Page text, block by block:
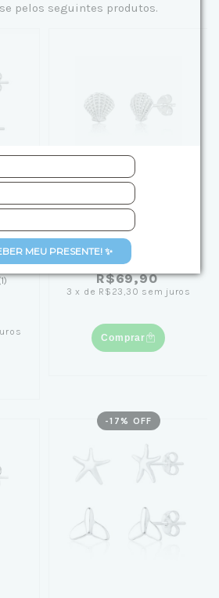
MEU PRESENTE! ✨
pelos seguintes produtos.
Brinco de Prata Concha
Texturizada
R$69,90
3 x de R$23,30 sem juros
Comprar
-17 % OFF